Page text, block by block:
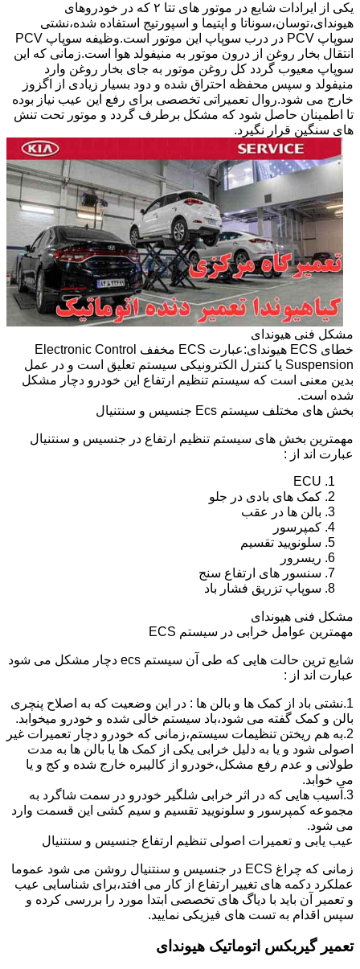
یکی از ایرادات شایع در موتور های تتا ۲ که در خودروهای
هیوندای،توسان،سوناتا و اپتیما و اسپورتیج استفاده شده،نشتی
سوپاپ PCV در درب سوپاپ این موتور است.وظیفه سوپاپ PCV
انتقال بخار روغن از درون موتور به منیفولد هوا است.زمانی که این
سوپاپ معیوب گردد کل روغن موتور به جای بخار روغن وارد
منیفولد و سپس محفظه احتراق شده و دود بسیار زیادی از اگزوز
خارج می شود.روال تعمیراتی تخصصی برای رفع این عیب نیاز بوده
تا اطمینان حاصل شود که مشکل برطرف گردد و موتور تحت تنش
های سنگین قرار نگیرد.
مشکل فنی هیوندای
خطای ECS هیوندای:عبارت ECS مخفف Electronic Control
Suspension یا کنترل الکترونیکی سیستم تعلیق است و در عمل
بدین معنی است که سیستم تنظیم ارتفاع این خودرو دچار مشکل
شده است.
بخش های مختلف سیستم Ecs جنسیس و سنتنیال
مهمترین بخش های سیستم تنظیم ارتفاع در جنسیس و سنتنیال
عبارت اند از :
ECU
کمک های بادی در جلو
بالن ها در عقب
کمپرسور
سلونویید تقسیم
ریسرور
سنسور های ارتفاع سنج
سوپاپ تزریق فشار باد
مشکل فنی هیوندای
مهمترین عوامل خرابی در سیستم ECS
شایع ترین حالت هایی که طی آن سیستم ecs دچار مشکل می شود
عبارت اند از :
1.نشتی باد از کمک ها و بالن ها : در این وضعیت که به اصلاح پنچری
بالن و کمک گفته می شود،باد سیستم خالی شده و خودرو میخوابد.
2.به هم ریختن تنظیمات سیستم،زمانی که خودرو دچار تعمیرات غیر
اصولی شود و یا به دلیل خرابی یکی از کمک ها یا بالن ها به مدت
طولانی و عدم رفع مشکل،خودرو از کالیبره خارج شده و کج و یا
می خوابد.
3.آسیب هایی که در اثر خرابی شلگیر خودرو در سمت شاگرد به
مجموعه کمپرسور و سلونویید تقسیم و سیم کشی این قسمت وارد
می شود.
عیب یابی و تعمیرات اصولی تنظیم ارتفاع جنسیس و سنتنیال
زمانی که چراغ ECS در جنسیس و سنتنیال روشن می شود عموما
عملکرد دکمه های تغییر ارتفاع از کار می افتد،برای شناسایی عیب
و تعمیر آن باید با دیاگ های تخصصی ابتدا مورد را بررسی کرده و
سپس اقدام به تست های فیزیکی نمایید.
تعمیر گیربکس اتوماتیک هیوندای